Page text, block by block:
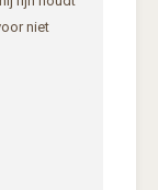
niet